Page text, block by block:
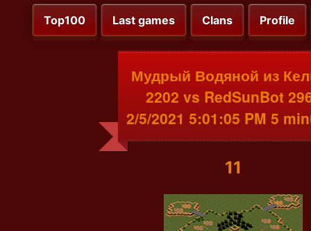
Top100 Last games Clans Profile
Мудрый Водяной из
2202 vs RedSunBot
2/5/2021 5:01:05 PM 5
11